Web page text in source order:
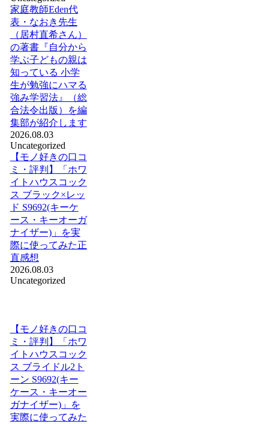
家庭教師Eden代
表・なおき先生
（居村直希さん）
の著書『自分から
学ぶ子どもの親は
知っている 小学
生が勉強にハマる
強み学習法』（総
合法令出版）を編
集部が紹介します
2026.08.03
Uncategorized
【モノ好きの口コ
ミ・評判】「ホワ
イトハウスコック
ス ブラック×レッ
ド S9692(キーケ
ース・キーオーガ
ナイザー)」を実
際に使ってみた正
直感想
2026.08.03
Uncategorized
【モノ好きの口コ
ミ・評判】「ホワ
イトハウスコック
ス ブライドル2ト
ーン S9692(キー
ケース・キーオー
ガナイザー)」を
実際に使ってみた